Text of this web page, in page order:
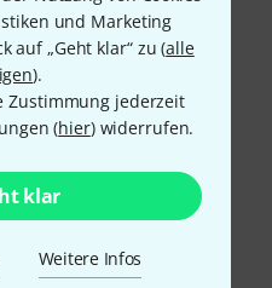
und Marketing
auf „Geht klar“ zu (alle
).
Zustimmung jederzeit
(hier) widerrufen.
klar
Weitere Infos